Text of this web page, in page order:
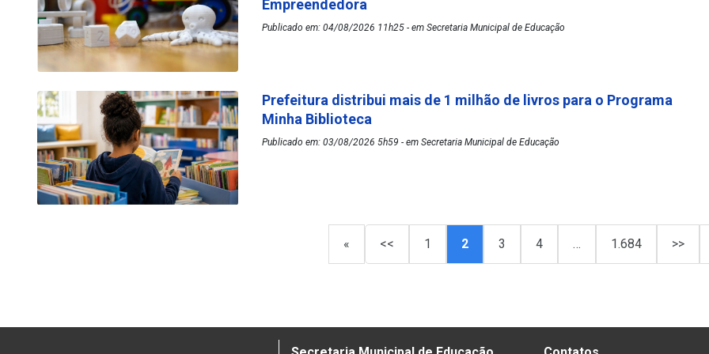
Empreendedora
Publicado em: 04/08/2026 11h25 - em Secretaria Municipal de Educação
Prefeitura distribui mais de 1 milhão de livros para o Programa
Minha Biblioteca
Publicado em: 03/08/2026 5h59 - em Secretaria Municipal de Educação
« << 1 2 3 4 … 1.684 >>